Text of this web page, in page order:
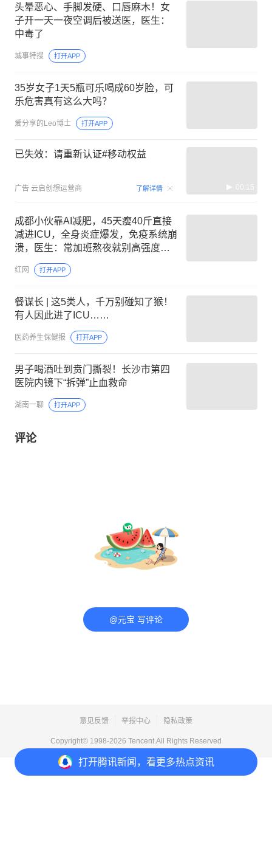
打开腾讯新闻，看更多热点资讯
头晕恶心、手脚发硬、口唇麻木！女
子开一天一夜空调后被送医，医生：
中毒了
城事特搜 打开APP
35岁女子1天5瓶可乐喝成60岁脸，可
乐危害真有这么大吗？
爱分享的Leo博士 打开APP
已失效：请重新认证#移动权益
广告 云启创想运营商 了解详情 00:15
成都小伙靠AI减肥，45天瘦40斤直接
减进ICU，全身炎症爆发，免疫系统崩
溃，医生：常加班熬夜就别高强度锻
红网 打开APP
餐谋长 | 这5类人，千万别碰知了猴！
有人因此进了ICU……
医药养生保健报 打开APP
男子喝酒吐到贲门撕裂！长沙市第四
医院内镜下“拆弹”止血救命
湖南一聊 打开APP
评论
@元宝 写评论
意见反馈 举报中心 隐私政策
Copyright© 1998-2026 Tencent.All Rights Reserved